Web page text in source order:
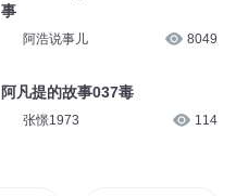
事
阿浩说事儿 8049
阿凡提的故事037毒
张憬1973 114